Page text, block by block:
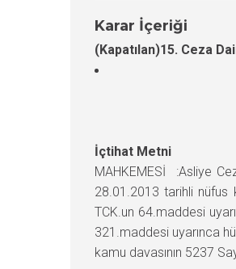
Karar İçeriği
(Kapatılan)15. Ceza
İçtihat Metni
MAHKEMESİ :Asliye
28.01.2013 tarihli nüfus
TCK.un 64.maddesi
321.maddesi uyarınca
kamu davasının 5237